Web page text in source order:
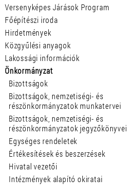
Versenyképes Járások Program
Főépítészi iroda
Hirdetmények
Közgyűlési anyagok
Lakossági információk
Önkormányzat
Bizottságok
Bizottságok, nemzetiségi- és
részönkormányzatok munkatervei
Bizottságok, nemzetiségi- és
részönkormányzatok jegyzőkönyvei
Egységes rendeletek
Értékesítések és beszerzések
Hivatal vezetői
Intézmények alapító okiratai